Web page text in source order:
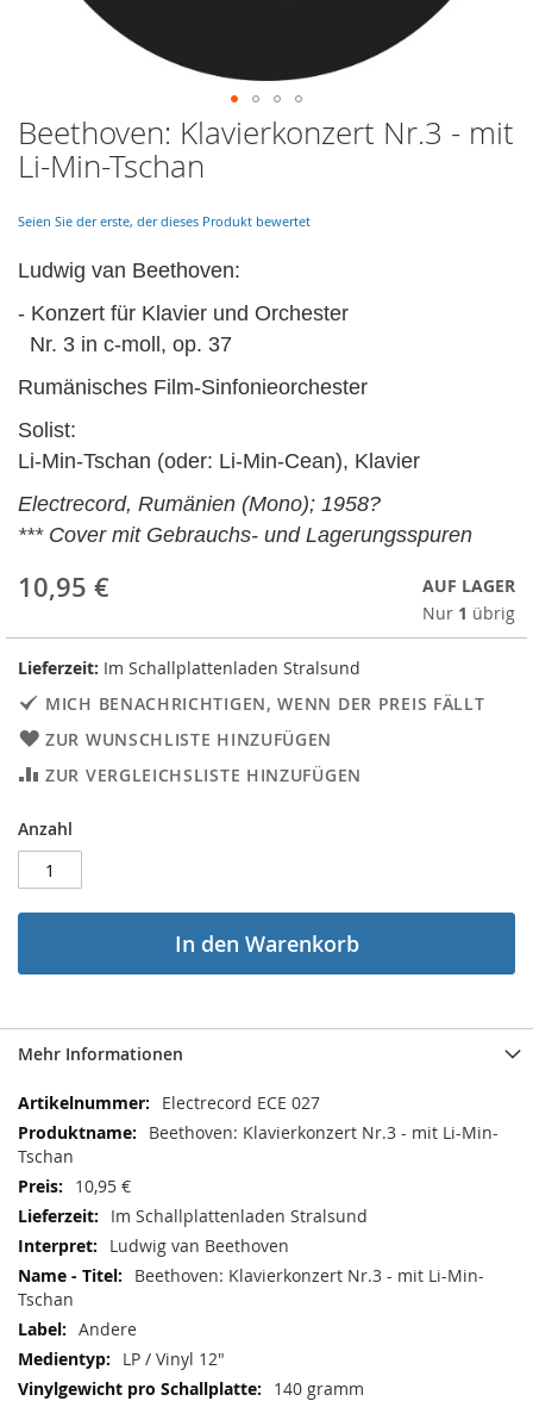
Skip
to
the
of
images
Beethoven: Klavierkonzert Nr.3 - mit
Li-Min-Tschan
Seien Sie der erste, der dieses Produkt bewertet
Ludwig van Beethoven:
- Konzert für Klavier und Orchester
Nr. 3 in c-moll, op. 37
Rumänisches Film-Sinfonieorchester
Solist:
Li-Min-Tschan (oder: Li-Min-Cean), Klavier
Electrecord, Rumänien (Mono); 1958?
*** Cover mit Gebrauchs- und Lagerungsspuren
10,95 €
AUF LAGER
Nur 1 übrig
Lieferzeit: Im Schallplattenladen Stralsund
MICH BENACHRICHTIGEN, WENN DER PREIS FÄLLT
ZUR WUNSCHLISTE HINZUFÜGEN
ZUR VERGLEICHSLISTE HINZUFÜGEN
Anzahl
In den Warenkorb
Mehr Informationen
Mehr
Informationen
Electrecord ECE 027
Beethoven: Klavierkonzert Nr.3 - mit Li-Min-
Tschan
10,95 €
Im Schallplattenladen Stralsund
Ludwig van Beethoven
Beethoven: Klavierkonzert Nr.3 - mit Li-Min-
Tschan
Andere
LP / Vinyl 12"
140 gramm